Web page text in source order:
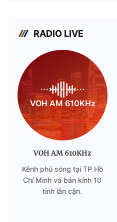
RADIO LIVE
VOH AM 610KHz
VOH AM 610KHz
Kênh phủ sóng tại TP Hồ
Chí Minh và bán kính 10
tỉnh lân cận.